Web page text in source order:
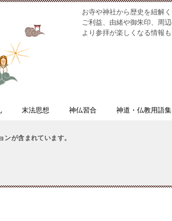
お寺や神社から歴史を紐解
ご利益、由緒や御朱印、周
より参拝が楽しくなる情報
末法思想 神仏習合 神道・仏教用語集
が含まれています。